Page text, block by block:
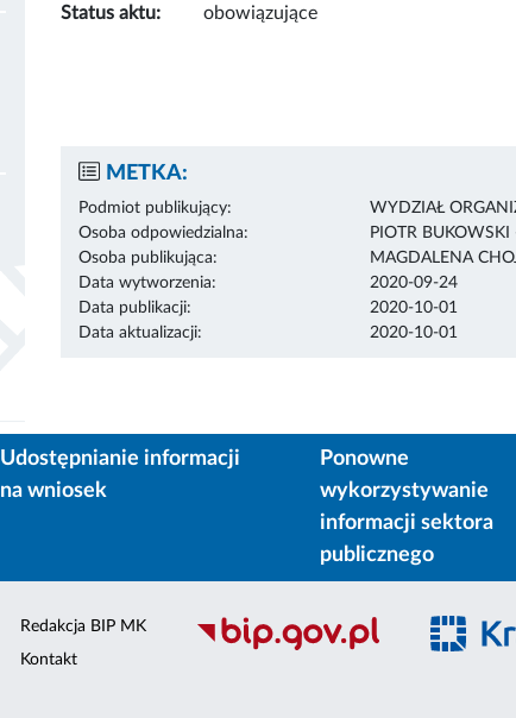
Status aktu: obowiązujące
METKA:
Podmiot publikujący:
WYDZIAŁ
Osoba odpowiedzialna:
PIOTR
Osoba publikująca:
MAGDALENA
Data wytworzenia:
2020-09-24
Data publikacji:
2020-10-01
Data aktualizacji:
2020-10-01
Udostępnianie informacji
na wniosek
Ponowne
wykorzystywanie
informacji sektora
publicznego
Redakcja BIP MK
Kontakt